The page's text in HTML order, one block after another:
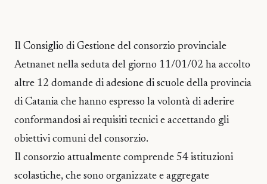
Il Consiglio di Gestione del consorzio provinciale
Aetnanet nella seduta del giorno 11/01/02 ha accolto
altre 12 domande di adesione di scuole della provincia
di Catania che hanno espresso la volontà di aderire
conformandosi ai requisiti tecnici e accettando gli
obiettivi comuni del consorzio.
Il consorzio attualmente comprende 54 istituzioni
scolastiche, che sono organizzate e aggregate